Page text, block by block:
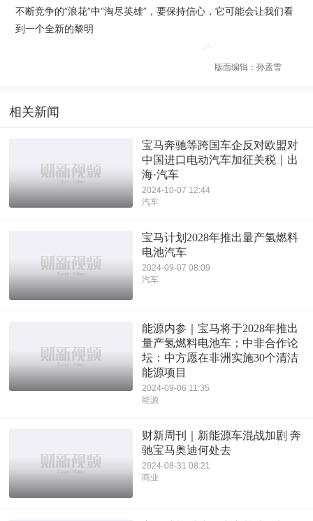
不断竞争的“浪花”中“淘尽英雄”，要保持信心，它可能会让我们看
到一个全新的黎明
版面编辑：孙孟雪
相关新闻
宝马奔驰等跨国车企反对欧盟对
中国进口电动汽车加征关税｜出
海·汽车
2024-10-07 12:44
汽车
宝马计划2028年推出量产氢燃料
电池汽车
2024-09-07 08:09
汽车
能源内参｜宝马将于2028年推出
量产氢燃料电池车；中非合作论
坛：中方愿在非洲实施30个清洁
能源项目
2024-09-06 11:35
能源
财新周刊｜新能源车混战加剧 奔
驰宝马奥迪何处去
2024-08-31 08:21
商业